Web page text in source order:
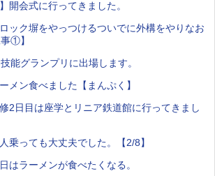
開会式に行ってきました。
ック塀をやっつけるついでに外構をやりなお
①】
能グランプリに出場します。
メン食べました【まんぷく】
2日目は座学とリニア鉄道館に行ってきまし
乗っても大丈夫でした。【2/8】
はラーメンが食べたくなる。